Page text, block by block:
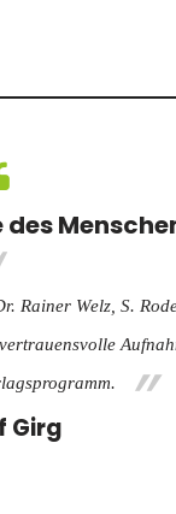
Rainer Welz, S.
Girg